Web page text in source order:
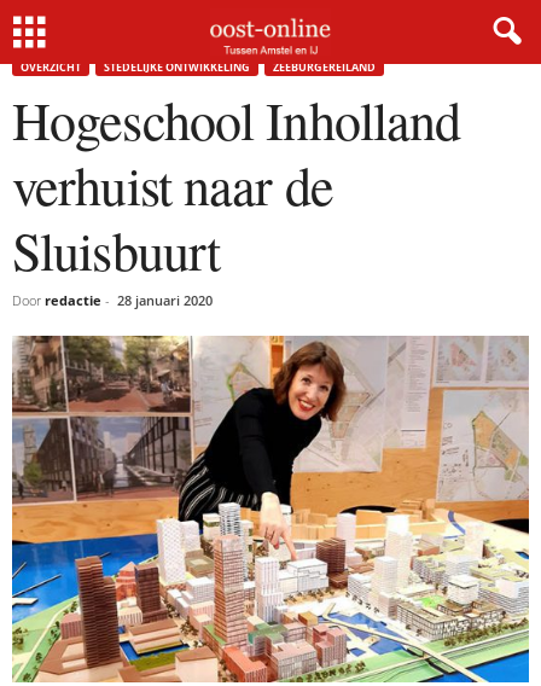
Home Hogeschool Inholland verhuist naar de Sluisbuurt
OVERZICHT STEDELIJKE ONTWIKKELING ZEEBURGEREILAND
Hogeschool Inholland
verhuist naar de
Sluisbuurt
Door redactie - 28 januari 2020